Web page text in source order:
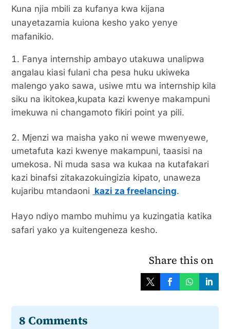
Kuna njia mbili za kufanya kwa kijana
unayetazamia kuiona kesho yako yenye
mafanikio.
Fanya internship ambayo utakuwa unalipwa
angalau kiasi fulani cha pesa huku ukiweka
malengo yako sawa, usiwe mtu wa internship kila
siku na ikitokea,kupata kazi kwenye makampuni
imekuwa ni changamoto fikiri point ya pili.
Mjenzi wa maisha yako ni wewe mwenyewe,
umetafuta kazi kwenye makampuni, taasisi na
umekosa. Ni muda sasa wa kukaa na kutafakari
kazi binafsi zitakazokuingizia kipato, unaweza
kujaribu mtandaoni kazi za freelancing.
Hayo ndiyo mambo muhimu ya kuzingatia katika
safari yako ya kuitengeneza kesho.
Share this on
8 Comments